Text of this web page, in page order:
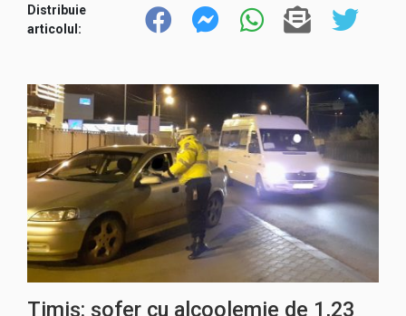
Distribuie
articolul:
Timiș: șofer cu alcoolemie de 1,23